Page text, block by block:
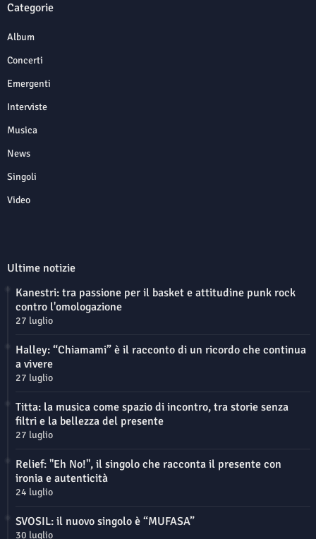
Categorie
Album
Concerti
Emergenti
Interviste
Musica
News
Singoli
Video
Ultime notizie
Kanestri: tra passione per il basket e attitudine punk rock
contro l'omologazione
27 luglio
Halley: “Chiamami” è il racconto di un ricordo che continua
a vivere
27 luglio
Titta: la musica come spazio di incontro, tra storie senza
filtri e la bellezza del presente
27 luglio
Relief: "Eh No!", il singolo che racconta il presente con
ironia e autenticità
24 luglio
SVOSIL: il nuovo singolo è “MUFASA”
30 luglio